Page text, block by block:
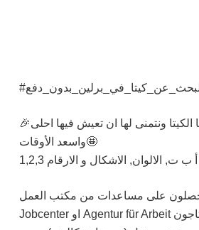
🎉مبروك لـ „شام“ دخولها الكيتا ونتمنى لها ان تعيش فيها احلى
واسعد الأوقات🤩
ت, الالوان, الاشكال و الارقام 1,2,3
على مساعدات من مكتب العمل
Jobcenter او Agentur für Arbeit في برلين (حصرا) ويحتاجون